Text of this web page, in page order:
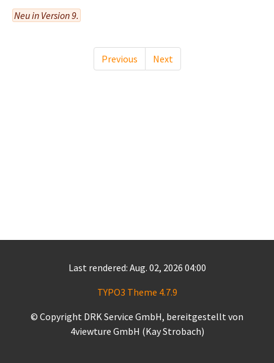
Neu in Version 9.
Previous Next
Last rendered: Aug. 02, 2026 04:00
TYPO3 Theme 4.7.9
© Copyright DRK Service GmbH, bereitgestellt von
4viewture GmbH (Kay Strobach)